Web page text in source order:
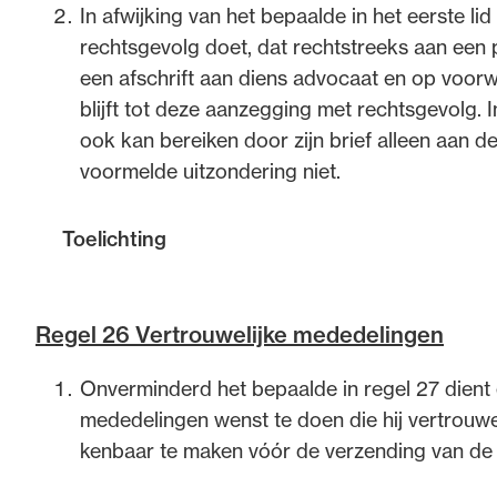
een onderlinge verhouding binnen de
vertrouwen. Dit draagt bij aan een goede
beroepsuitoefening dat het te dienen
Partijdigheid is immers een kernwaarde van de
spanningsveld tussen een welwillende
steeds een zorgvuldige afweging moeten maken
zijn (partijdig) optreden kent, ook begrensd
Deze zijn ook van toepassing op het
Welwillendheid en vertrouwen houdt ook in dat
en equality of arms bij het geven van informatie
toelichting daarop.
In afwijking van het bepaalde in het eerste
rechtsgevolg doet, dat rechtstreeks aan
een afschrift aan diens advocaat en op
blijft tot deze aanzegging met rechtsgevolg.
ook kan bereiken door zijn brief alleen aan
voormelde uitzondering niet.
Toelichting
te bewaren. De strekking van de regel is om te
een partij bij een geschil overrompelt zonder
mei 2014, ECLI:NL:TADRAMS:2014:113).
Regel 26 Vertrouwelijke mededelingen
Onverminderd het bepaalde in regel 27
mededelingen wenst te doen die hij
kenbaar te maken vóór de verzending van